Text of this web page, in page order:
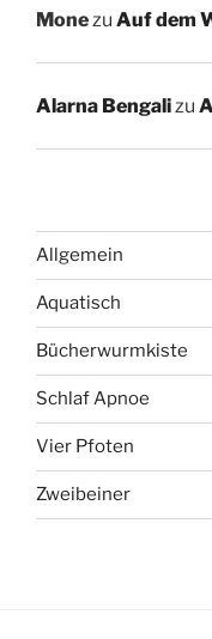
Mone zu Auf dem
Alarna Bengali zu
Allgemein
Aquatisch
Bücherwurmkiste
Schlaf Apnoe
Vier Pfoten
Zweibeiner